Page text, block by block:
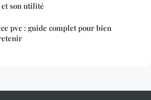
son utilité
pvc : guide complet pour bien